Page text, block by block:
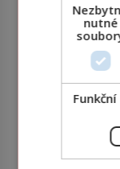
nutné